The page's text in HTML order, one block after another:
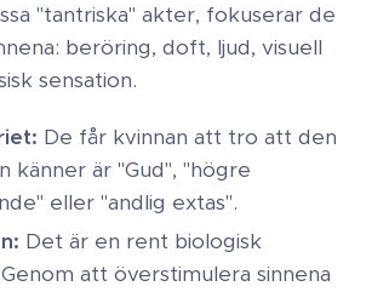
"tantriska" akter, fokuserar de
beröring, doft, ljud, visuell
sensation.
De får kvinnan att tro att den
känner är "Gud", "högre
eller "andlig extas".
Det är en rent biologisk
att överstimulera sinnena